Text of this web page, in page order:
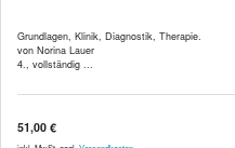
Grundlagen, Klinik, Diagnostik, Therapie.
von Norina Lauer
4., vollständig ...
51,00 €